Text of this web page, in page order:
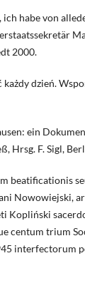
ich habe von
2000.
każdy dzień.
ein
Hrsg. F. Sigl,
beatificationis
Nowowiejski,
Kopliński
centum trium
interfectorum